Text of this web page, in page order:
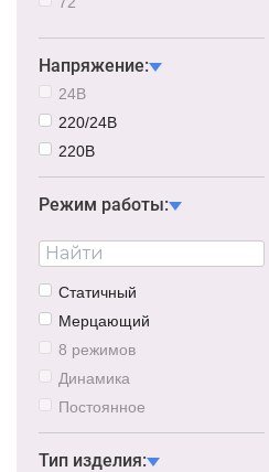
Напряжение:
24В
220/24В
220В
Режим работы:
Статичный
Мерцающий
8 режимов
Динамика
Постоянное
Тип изделия: